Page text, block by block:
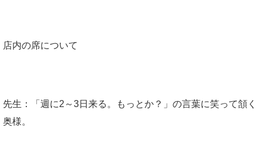
店内の席について
先生：「週に2～3日来る。もっとか？」の言葉に笑って頷く
奥様。